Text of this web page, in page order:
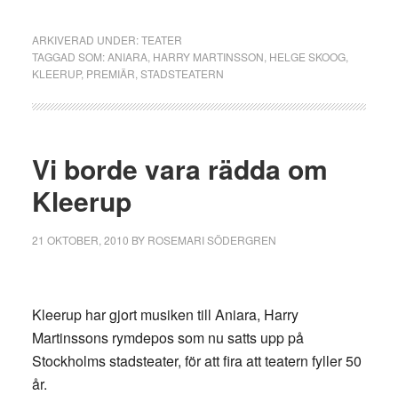
ARKIVERAD UNDER:TEATER
TAGGAD SOM:ANIARA, HARRY MARTINSSON HELGE SKOOG,
KLEERUP, PREMIÄR STADSTEATERN
Vi borde vara rädda om
Kleerup
21 OKTOBER, 2010 BY ROSEMARI SÖDERGREN
Kleerup har gjort musiken till Aniara, Harry
Martinssons rymdepos som nu satts upp på
Stockholms stadsteater, för att fira att teatern fyller 50
år.